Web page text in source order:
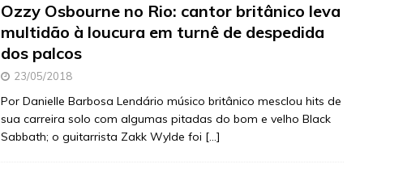
Ozzy Osbourne no Rio: cantor britânico leva
multidão à loucura em turnê de despedida
dos palcos
23/05/2018
Por Danielle Barbosa Lendário músico britânico mesclou hits de
sua carreira solo com algumas pitadas do bom e velho Black
Sabbath; o guitarrista Zakk Wylde foi […]